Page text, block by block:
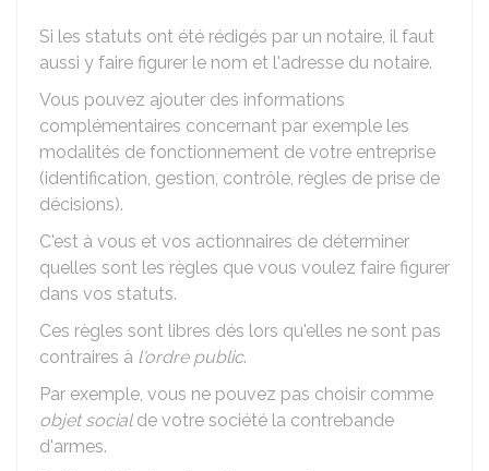
Si les statuts ont été rédigés par un notaire, il faut
aussi y faire figurer le nom et l'adresse du notaire.
Vous pouvez ajouter des informations
complémentaires concernant par exemple les
modalités de fonctionnement de votre entreprise
(identification, gestion, contrôle, règles de prise de
décisions).
C'est à vous et vos actionnaires de déterminer
quelles sont les règles que vous voulez faire figurer
dans vos statuts.
Ces règles sont libres dés lors qu'elles ne sont pas
contraires à l'ordre public.
Par exemple, vous ne pouvez pas choisir comme
objet socialde votre société la contrebande
d'armes.